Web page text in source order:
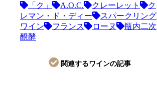
「ク」
A.O.C. クレーレット
ク
レマン・ド・ディー
スパークリング
ワイン
フランス ローヌ
瓶内二次
醗酵
関連するワインの記事